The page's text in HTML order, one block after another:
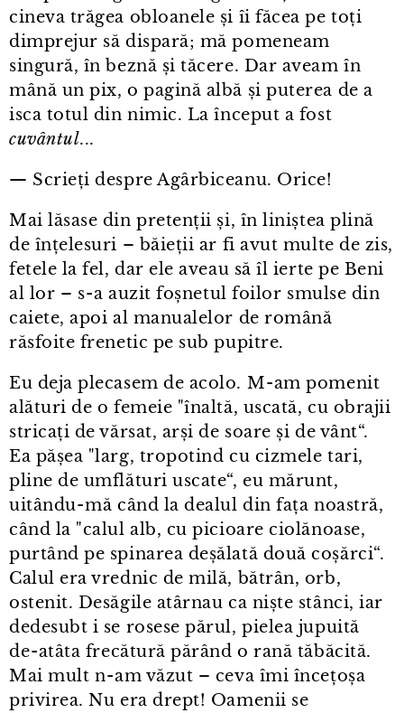
cineva trăgea obloanele și îi făcea pe toți
dimprejur să dispară; mă pomeneam
singură, în beznă și tăcere. Dar aveam în
mână un pix, o pagină albă și puterea de a
isca totul din nimic. La început a fost
cuvântul...
— Scrieți despre Agârbiceanu. Orice!
Mai lăsase din pretenții și, în liniștea plină
de înțelesuri – băieții ar fi avut multe de zis,
fetele la fel, dar ele aveau să îl ierte pe Beni
al lor – s⁠-⁠a auzit foșnetul foilor smulse din
caiete, apoi al manualelor de română
răsfoite frenetic pe sub pupitre.
Eu deja plecasem de acolo. M⁠-⁠am pomenit
alături de o femeie "înaltă, uscată, cu obrajii
stricați de vărsat, arși de soare și de vânt“.
Ea pășea "larg, tropotind cu cizmele tari,
pline de umflături uscate“, eu mărunt,
uitându⁠-⁠mă când la dealul din fața noastră,
când la "calul alb, cu picioare ciolănoase,
purtând pe spinarea deșălată două coșărci“.
Calul era vrednic de milă, bătrân, orb,
ostenit. Desăgile atârnau ca niște stânci, iar
dedesubt i se rosese părul, pielea jupuită
de⁠-⁠atâta frecătură părând o rană tăbăcită.
Mai mult n⁠-⁠am văzut – ceva îmi încețoșa
privirea. Nu era drept! Oamenii se